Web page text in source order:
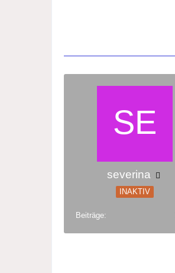
severina
INAKTIV
Beiträge